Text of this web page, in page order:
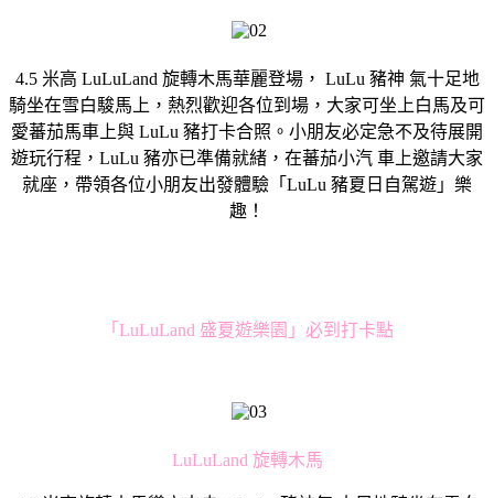
4.5 米高 LuLuLand 旋轉木馬華麗登場， LuLu 豬神 氣十足地
騎坐在雪白駿馬上，熱烈歡迎各位到場，大家可坐上白馬及可
愛蕃茄馬車上與 LuLu 豬打卡合照。小朋友必定急不及待展開
遊玩行程，LuLu 豬亦已準備就緒，在蕃茄小汽 車上邀請大家
就座，帶領各位小朋友出發體驗「LuLu 豬夏日自駕遊」樂
趣！
「LuLuLand 盛夏遊樂園」必到打卡點
LuLuLand 旋轉木馬